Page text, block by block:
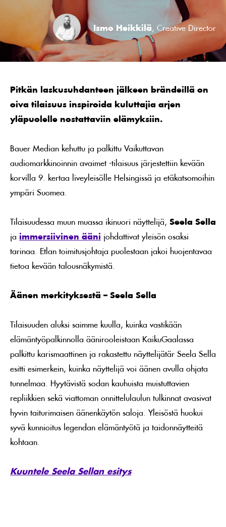
Ismo Heikkilä, Creative Director
Pitkän laskusuhdanteen jälkeen brändeillä on
oiva tilaisuus inspiroida kuluttajia arjen
yläpuolelle nostattaviin elämyksiin.
Bauer Median kehuttu ja palkittu Vaikuttavan
audiomarkkinoinnin avaimet -tilaisuus järjestettiin kevään
korvilla 9. kertaa liveyleisölle Helsingissä ja etäkatsomoihin
ympäri Suomea.
Tilaisuudessa muun muassa ikinuori näyttelijä, Seela Sella
ja immersiivinen ääni johdattivat yleisön osaksi
tarinaa. Etlan toimitusjohtaja puolestaan jakoi huojentavaa
tietoa kevään talousnäkymistä.
Äänen merkityksestä – Seela Sella
Tilaisuuden aluksi saimme kuulla, kuinka vastikään
elämäntyöpalkinnolla äänirooleistaan KaikuGaalassa
palkittu karismaattinen ja rakastettu näyttelijätär Seela Sella
esitti esimerkein, kuinka näyttelijä voi äänen avulla ohjata
tunnelmaa. Hyytävistä sodan kauhuista muistuttavien
repliikkien sekä viattoman onnittelulaulun tulkinnat avasivat
hyvin taiturimaisen äänenkäytön saloja. Yleisöstä huokui
syvä kunnioitus legendan elämäntyötä ja taidonnäytteitä
kohtaan.
Kuuntele Seela Sellan esitys